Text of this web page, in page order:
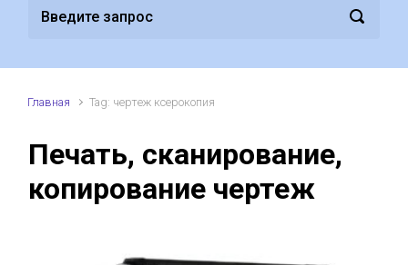
Главная Tag: чертеж ксерокопия
Печать, сканирование,
копирование чертеж